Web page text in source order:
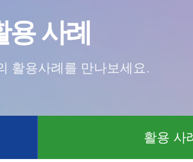
용 사례
활용사례를 만나보세요.
활용 사